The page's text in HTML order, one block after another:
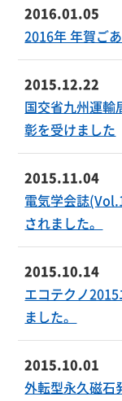
2016.01.05
2016年 年賀ご
2015.12.22
国交省九州運輸
彰を受けました
2015.11.04
電気学会誌
されました。
2015.10.14
エコテクノ
ました。
2015.10.01
外転型永久磁石